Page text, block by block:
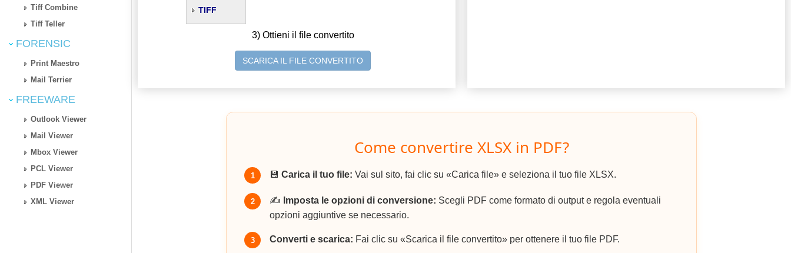
Tiff Combine
Tiff Teller
FORENSIC
Print Maestro
Mail Terrier
FREEWARE
Outlook Viewer
Mail Viewer
Mbox Viewer
PCL Viewer
PDF Viewer
XML Viewer
TIFF
3) Ottieni il file convertito
SCARICA IL FILE CONVERTITO
Come convertire XLSX in PDF?
1 💾 Carica il tuo file: Vai sul sito, fai clic su «Carica file» e seleziona il tuo file XLSX.
2 ✍️ Imposta le opzioni di conversione: Scegli PDF come formato di output e regola eventuali
opzioni aggiuntive se necessario.
3 Converti e scarica: Fai clic su «Scarica il file convertito» per ottenere il tuo file PDF.